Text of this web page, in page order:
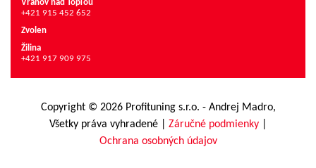
Vranov nad Topľou
+421 915 452 652
Zvolen
Žilina
+421 917 909 975
Copyright © 2026 Profituning s.r.o. - Andrej Madro,
Všetky práva vyhradené
Záručné podmienky
Ochrana osobných údajov